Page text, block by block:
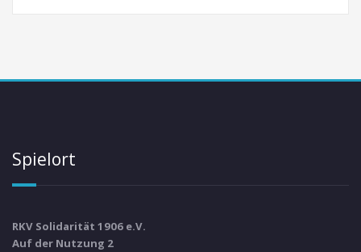
Spielort
RKV Solidarität 1906 e.V.
Auf der Nutzung 2